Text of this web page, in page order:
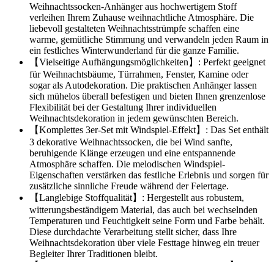
Weihnachtssocken-Anhänger aus hochwertigem Stoff
verleihen Ihrem Zuhause weihnachtliche Atmosphäre. Die
liebevoll gestalteten Weihnachtsstrümpfe schaffen eine
warme, gemütliche Stimmung und verwandeln jeden Raum in
ein festliches Winterwunderland für die ganze Familie.
【Vielseitige Aufhängungsmöglichkeiten】: Perfekt geeignet
für Weihnachtsbäume, Türrahmen, Fenster, Kamine oder
sogar als Autodekoration. Die praktischen Anhänger lassen
sich mühelos überall befestigen und bieten Ihnen grenzenlose
Flexibilität bei der Gestaltung Ihrer individuellen
Weihnachtsdekoration in jedem gewünschten Bereich.
【Komplettes 3er-Set mit Windspiel-Effekt】: Das Set enthält
3 dekorative Weihnachtssocken, die bei Wind sanfte,
beruhigende Klänge erzeugen und eine entspannende
Atmosphäre schaffen. Die melodischen Windspiel-
Eigenschaften verstärken das festliche Erlebnis und sorgen für
zusätzliche sinnliche Freude während der Feiertage.
【Langlebige Stoffqualität】: Hergestellt aus robustem,
witterungsbeständigem Material, das auch bei wechselnden
Temperaturen und Feuchtigkeit seine Form und Farbe behält.
Diese durchdachte Verarbeitung stellt sicher, dass Ihre
Weihnachtsdekoration über viele Festtage hinweg ein treuer
Begleiter Ihrer Traditionen bleibt.